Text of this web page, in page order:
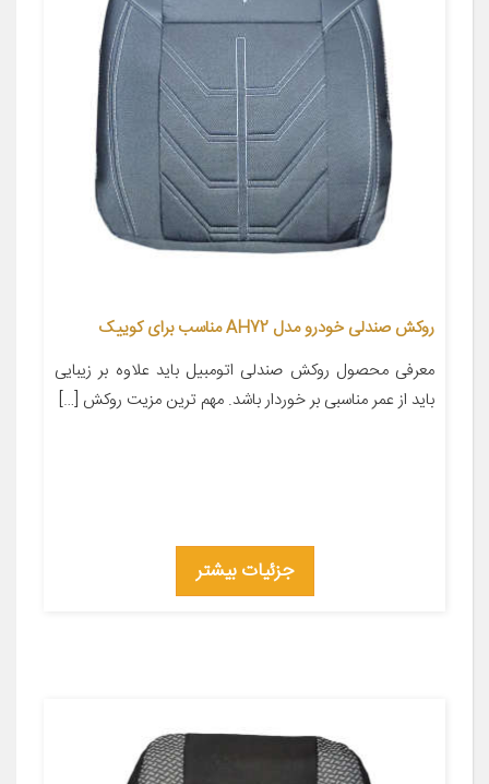
روکش صندلی خودرو مدل AH72 مناسب برای کوییک
معرفی محصول روکش صندلی اتومبیل باید علاوه بر زیبایی
باید از عمر مناسبی بر خوردار باشد. مهم ترین مزیت روکش […]
جزئیات بیشتر